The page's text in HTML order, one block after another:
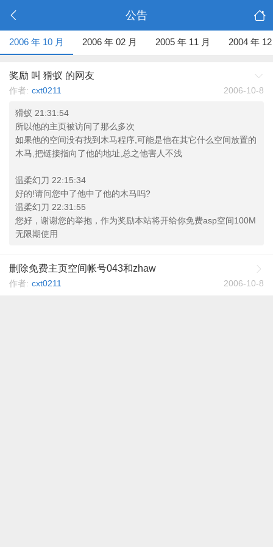
公告
2006 年 10 月 2006 年 02 月 2005 年 11 月 2004 年
奖励 叫 猾蚁 的网友
2006-10-8
作者: cxt0211
猾蚁 21:31:54
所以他的主页被访问了那么多次
如果他的空间没有找到木马程序,可能是他在其它什么空间放置的
木马,把链接指向了他的地址,总之他害人不浅
温柔幻刀 22:15:34
好的!请问您中了他中了他的木马吗?
温柔幻刀 22:31:55
您好，谢谢您的举抱，作为奖励本站将开给你免费asp空间100M
无限期使用
删除免费主页空间帐号043和zhaw
2006-10-8
作者: cxt0211